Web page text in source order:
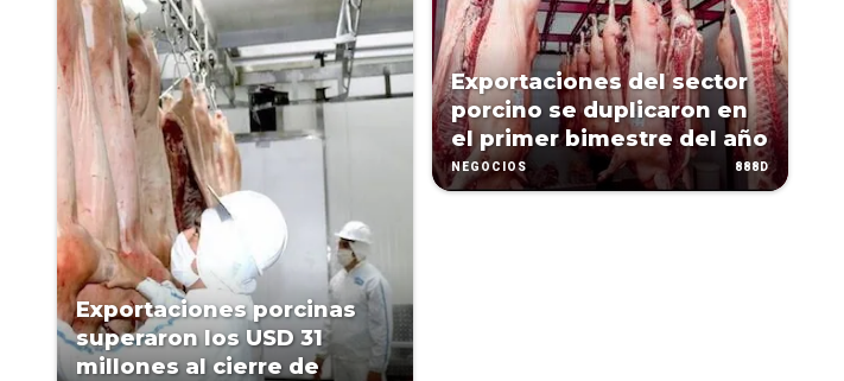
Exportaciones porcinas
superaron los USD 31
millones al cierre de
Exportaciones del sector
porcino se duplicaron en
el primer bimestre del año
NEGOCIOS 888D